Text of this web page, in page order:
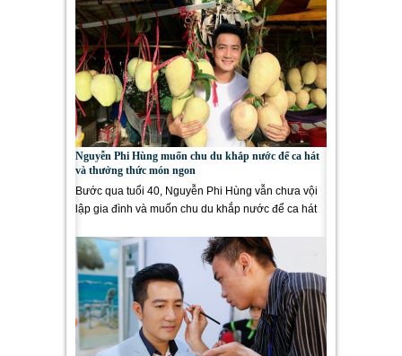
Nguyễn Phi Hùng muốn chu du khắp nước để ca hát
và thưởng thức món ngon
Bước qua tuổi 40, Nguyễn Phi Hùng vẫn chưa vội
lập gia đình và muốn chu du khắp nước để ca hát